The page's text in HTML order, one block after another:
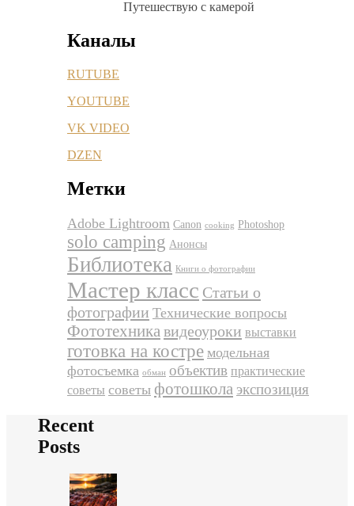
Путешествую с камерой
Каналы
RUTUBE
YOUTUBE
VK VIDEO
DZEN
Метки
Adobe Lightroom Canon cooking Photoshop
solo camping Анонсы
Библиотека Книги о фотографии
Мастер класс Статьи о
фотографии Технические вопросы
Фототехника видеоуроки выставки
готовка на костре модельная
фотосъемка обман объектив практические
советы советы фотошкола экспозиция
Recent
Posts